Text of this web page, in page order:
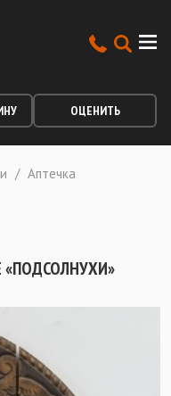
ОЦЕНИТЬ
/ Аптечка
«ПОДСОЛНУХИ»